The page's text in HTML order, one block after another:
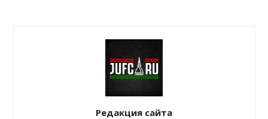
Редакция сайта